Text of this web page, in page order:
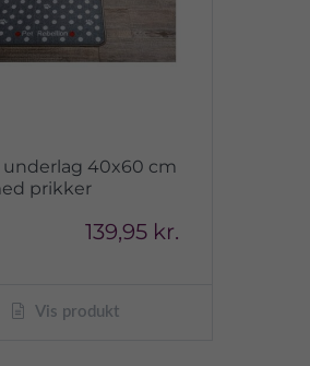
underlag 40x60 cm
prikker
139,95 kr.
Vis produkt